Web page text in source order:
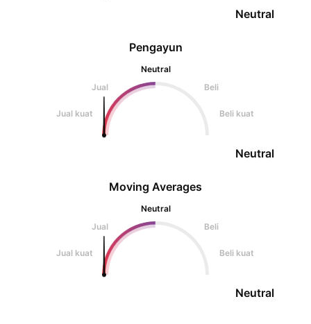
Pengayun
Neutral
Jual
Beli
Jual kuat Beli kuat
Neutral
Neutral
Moving Averages
Neutral
Jual
Beli
Jual kuat Beli kuat
Neutral